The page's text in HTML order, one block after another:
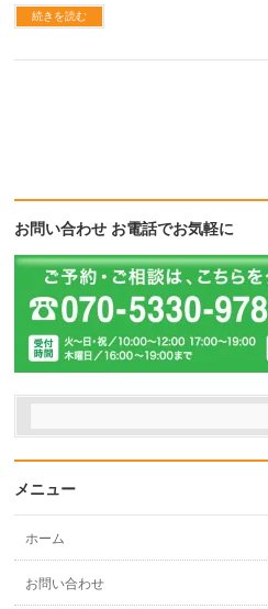
続きを読む
お問い合わせ お電話でお気軽に
メニュー
ホーム
お問い合わせ